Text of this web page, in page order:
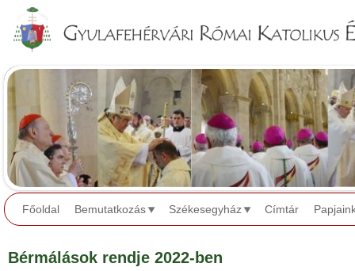
Főoldal Bemutatkozás Székesegyház Címtár
Bérmálások rendje 2022-ben